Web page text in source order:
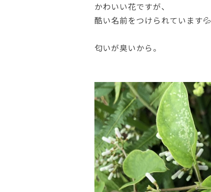
かわいい花ですが、
酷い名前をつけられています💦
匂いが臭いから。